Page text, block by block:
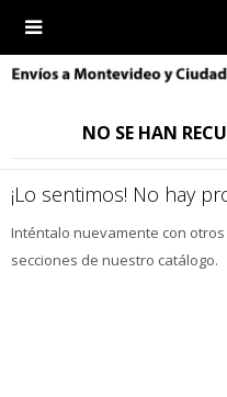

NO SE HAN
¡Lo sentimos! No hay
Inténtalo nuevamente con
secciones de nuestro catálogo.